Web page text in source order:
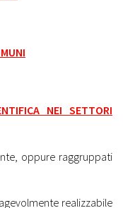
NEI SETTORI
oppure raggruppati
realizzabile